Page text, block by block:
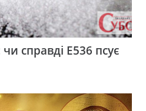
справді Е536 псує